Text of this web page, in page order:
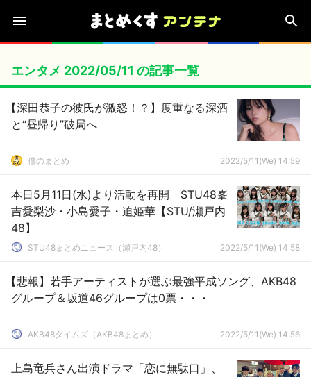
エンタメ 2022/05/11 の記事一覧
【深田恭子の彼氏が激怒！？】度重なる深酒
と“昼帰り”破局へ
僕のまとめ 2022/5/11(We) 14:59
本日5月11日(水)より活動を再開 STU48峯
吉愛梨沙・小島愛子・迫姫華【STU/瀬戸内
48】
STU48まとめニュース（瀬戸内48） 2022/5/11(We) 14:58
【悲報】若手アーティストが選ぶ最強平成ソング、AKB48
グループ＆坂道46グループは0票・・・
AKB48タイムズ（AKB48まとめ） 2022/5/11(We) 14:56
上島竜兵さん出演ドラマ「恋に無駄口」、